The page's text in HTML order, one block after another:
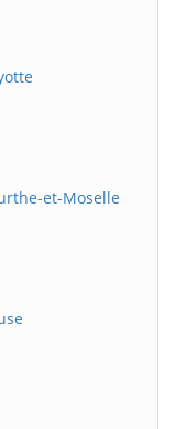
et-Moselle